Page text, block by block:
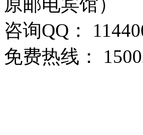
咨询QQ：
免费热线：